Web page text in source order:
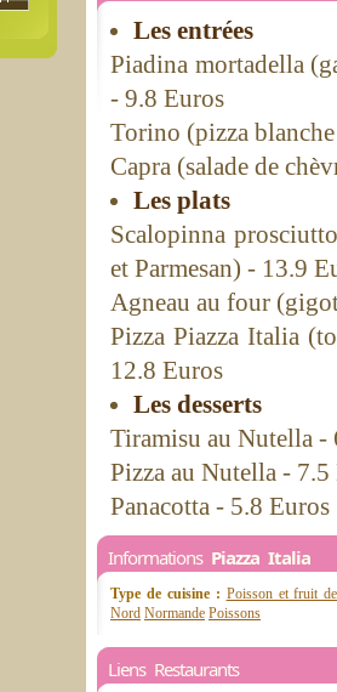
Les entrées
Piadina mortadella
- 9.8 Euros
Torino (pizza
Capra (salade de
Les plats
Scalopinna
et Parmesan) - 13.9
Agneau au four
Pizza Piazza Italia
12.8 Euros
Les desserts
Tiramisu au Nutella -
Pizza au Nutella - 7.5
Panacotta - 5.8 Euros
Informations Piazza Italia
Type de cuisine : Poisson et fruit
Nord Normande Poissons
Liens Restaurants